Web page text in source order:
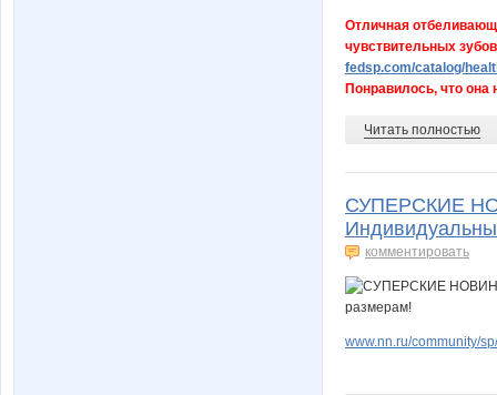
Отличная
чувствительных
fedsp.com/catalog/
Понравилось, что она
Читать полностью
СУПЕРСКИЕ
комментировать
www.nn.ru/community/